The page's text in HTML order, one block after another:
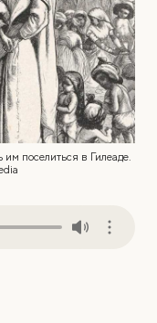
поселиться в Гилеаде.